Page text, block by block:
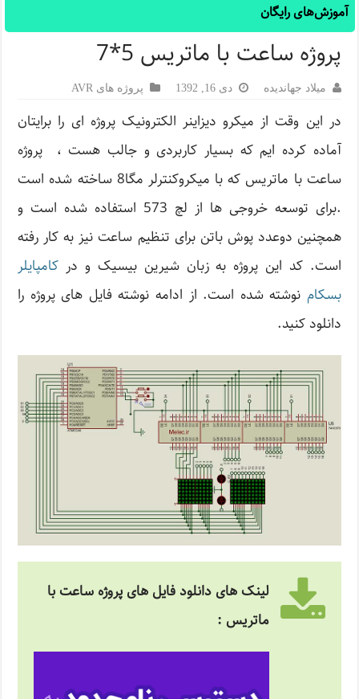
آموزش‌های رایگان
پروژه ساعت با ماتریس 5*7
میلاد جهاندیده دی 16, 1392 پروژه های AVR
در این وقت از میکرو دیزاینر الکترونیک پروژه ای را برایتان
آماده کرده ایم که بسیار کاربردی و جالب هست ، پروژه
ساعت با ماتریس که با میکروکنترلر مگا8 ساخته شده است
.برای توسعه خروجی ها از لچ 573 استفاده شده است و
همچنین دوعدد پوش باتن برای تنظیم ساعت نیز به کار رفته
است. کد این پروژه به زبان شیرین بیسیک و در کامپایلر
بسکام نوشته شده است. از ادامه نوشته فایل های پروژه را
دانلود کنید.
لینک های دانلود فایل های پروژه ساعت با
ماتریس :